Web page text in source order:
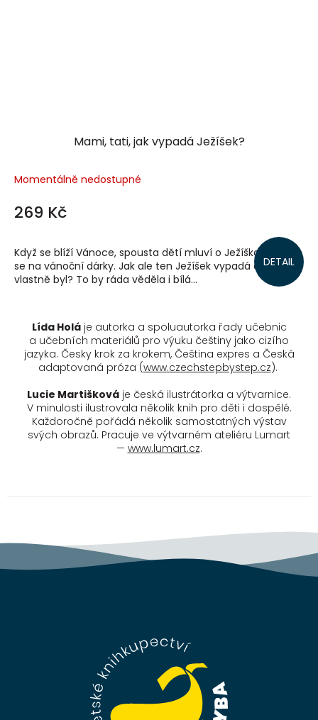
Mami, tati, jak vypadá Ježíšek?
Momentálně nedostupné
269 Kč
DETAIL
Když se blíží Vánoce, spousta dětí mluví o Ježíškovi a těší
se na vánoční dárky. Jak ale ten Ježíšek vypadá a kdo to
vlastně byl? To by ráda věděla i bílá...
Lída Holá je autorka a spoluautorka řady učebnic
a učebních materiálů pro výuku češtiny jako cizího
jazyka. Česky krok za krokem, Čeština expres a Česká
adaptovaná próza (www.czechstepbystep.cz).
Lucie Martišková je česká ilustrátorka a výtvarnice.
V minulosti ilustrovala několik knih pro děti i dospělé.
Každoročně pořádá několik samostatných výstav
svých obrazů. Pracuje ve výtvarném ateliéru Lumart
— www.lumart.cz.